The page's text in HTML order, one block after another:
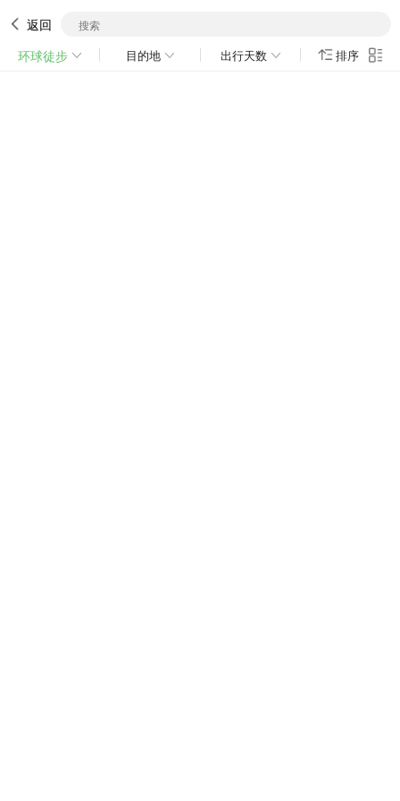
返回
环球徒步
目的地 出行天数 排序